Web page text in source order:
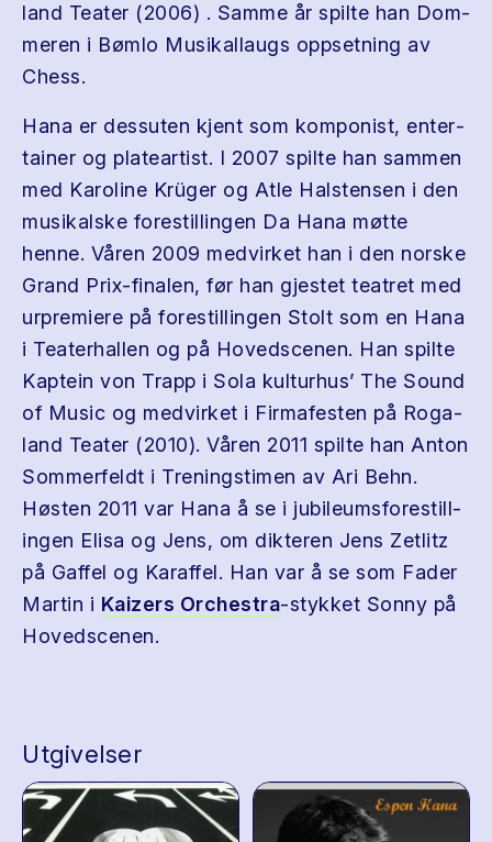
land Teater (2006) . Samme år spilte han Dom­
meren i Bømlo Musikallaugs oppset­ning av
Chess.
Hana er dessuten kjent som kom­pon­ist, enter­
tainer og plateartist. I 2007 spilte han sam­men
med Karo­line Krüger og Atle Hal­stensen i den
musikalske forestill­in­gen Da Hana møtte
henne. Våren 2009 med­vir­ket han i den norske
Grand Prix-​finalen, før han gjestet teatret med
urpremiere på forestill­in­gen Stolt som en Hana
i Teater­hallen og på Hov­ed­sce­nen. Han spilte
Kaptein von Trapp i Sola kul­turhus’ The Sound
of Music og med­vir­ket i Fir­mafesten på Roga­
land Teater (2010). Våren 2011 spilte han Anton
Som­mer­feldt i Tren­ingsti­men av Ari Behn.
Høsten 2011 var Hana å se i jubileums­forestill­
in­gen Elisa og Jens, om dik­teren Jens Zetlitz
på Gaffel og Karaf­fel. Han var å se som Fader
Mar­tin i Kaiz­ers Orchestra-​stykket Sonny på
Hovedscenen.
Utgivelser